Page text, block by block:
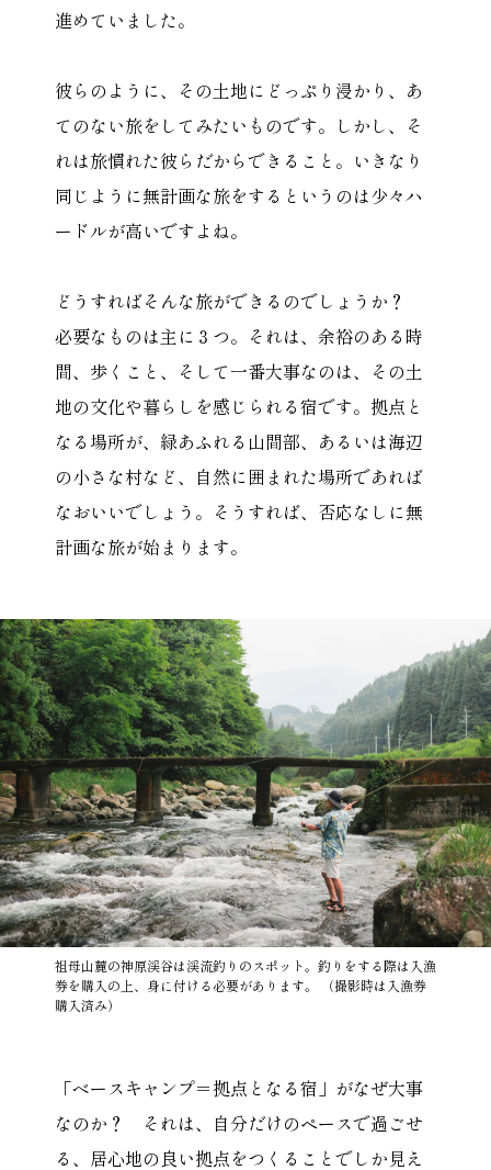
進めていました。
彼らのように、その土地にどっぷり浸かり、あ
てのない旅をしてみたいものです。しかし、そ
れは旅慣れた彼らだからできること。いきなり
同じように無計画な旅をするというのは少々ハ
ードルが高いですよね。
どうすればそんな旅ができるのでしょうか？
必要なものは主に３つ。それは、余裕のある時
間、歩くこと、そして一番大事なのは、その土
地の文化や暮らしを感じられる宿です。拠点と
なる場所が、緑あふれる山間部、あるいは海辺
の小さな村など、自然に囲まれた場所であれば
なおいいでしょう。そうすれば、否応なしに無
計画な旅が始まります。
祖母山麓の神原渓谷は渓流釣りのスポット。釣りをする際は入漁
券を購入の上、身に付ける必要があります。 （撮影時は入漁券
購入済み）
「ベースキャンプ＝拠点となる宿」がなぜ大事
なのか？ それは、自分だけのペースで過ごせ
る、居心地の良い拠点をつくることでしか見え